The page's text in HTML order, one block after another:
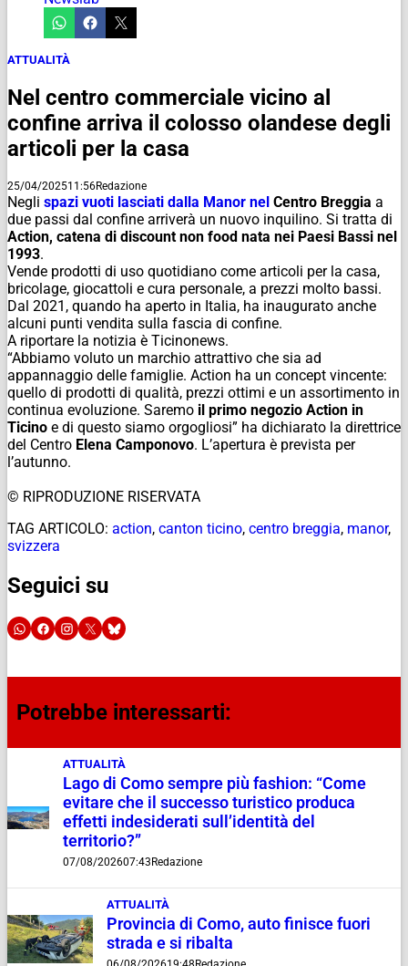
ATTUALITÀ
Nel centro commerciale vicino al
confine arriva il colosso olandese degli
articoli per la casa
25/04/202511:56Redazione
Negli spazi vuoti lasciati dalla Manor nel Centro Breggia a
due passi dal confine arriverà un nuovo inquilino. Si tratta di
Action, catena di discount non food nata nei Paesi Bassi nel
1993.
Vende prodotti di uso quotidiano come articoli per la casa,
bricolage, giocattoli e cura personale, a prezzi molto bassi.
Dal 2021, quando ha aperto in Italia, ha inaugurato anche
alcuni punti vendita sulla fascia di confine.
A riportare la notizia è Ticinonews.
“Abbiamo voluto un marchio attrattivo che sia ad
appannaggio delle famiglie. Action ha un concept vincente:
quello di prodotti di qualità, prezzi ottimi e un assortimento in
continua evoluzione. Saremo il primo negozio Action in
Ticino e di questo siamo orgogliosi” ha dichiarato la direttrice
del Centro Elena Camponovo. L’apertura è prevista per
l’autunno.
© RIPRODUZIONE RISERVATA
TAG ARTICOLO: action, canton ticino, centro breggia, manor,
svizzera
Seguici su
Potrebbe interessarti:
ATTUALITÀ
Lago di Como sempre più fashion: “Come
evitare che il successo turistico produca
effetti indesiderati sull’identità del
territorio?”
07/08/202607:43 Redazione
ATTUALITÀ
Provincia di Como, auto finisce fuori
strada e si ribalta